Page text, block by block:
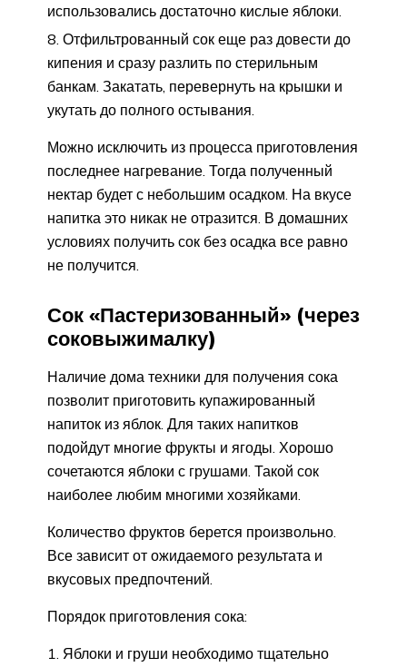
использовались достаточно кислые яблоки.
Отфильтрованный сок еще раз довести до
кипения и сразу разлить по стерильным
банкам. Закатать, перевернуть на крышки и
укутать до полного остывания.
Можно исключить из процесса приготовления
последнее нагревание. Тогда полученный
нектар будет с небольшим осадком. На вкусе
напитка это никак не отразится. В домашних
условиях получить сок без осадка все равно
не получится.
Сок «Пастеризованный» (через
соковыжималку)
Наличие дома техники для получения сока
позволит приготовить купажированный
напиток из яблок. Для таких напитков
подойдут многие фрукты и ягоды. Хорошо
сочетаются яблоки с грушами. Такой сок
наиболее любим многими хозяйками.
Количество фруктов берется произвольно.
Все зависит от ожидаемого результата и
вкусовых предпочтений.
Порядок приготовления сока:
Яблоки и груши необходимо тщательно